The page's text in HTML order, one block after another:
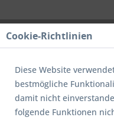
Cookie-Richtlinien
Diese Website
bestmögliche
damit nicht
folgende Funktionen